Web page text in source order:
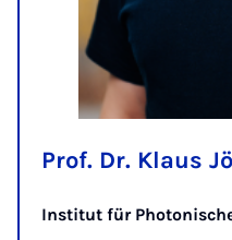
Prof. Dr. Klaus
Institut für